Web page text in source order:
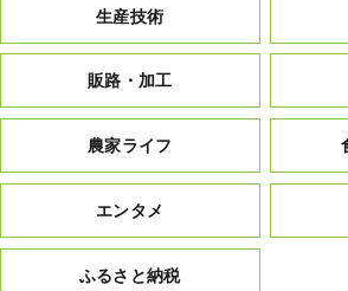
生産技術
販路・加工
農家ライフ
エンタメ
ふるさと納税